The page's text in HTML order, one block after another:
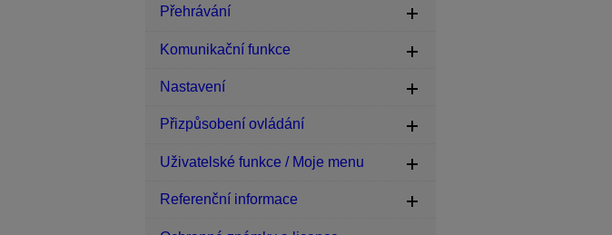
Přehrávání
Komunikační funkce
Nastavení
Přizpůsobení ovládání
Uživatelské funkce / Moje menu
Referenční informace